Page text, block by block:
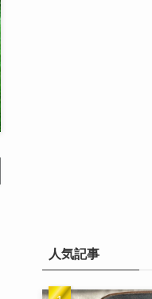
人気記事